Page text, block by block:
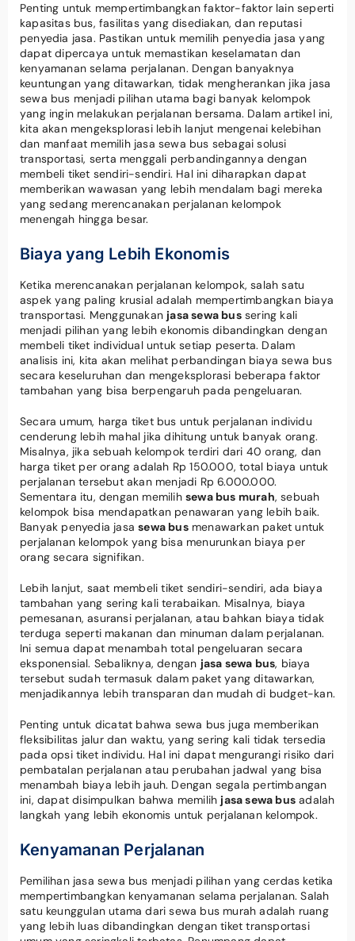
Penting untuk mempertimbangkan faktor-faktor lain seperti
kapasitas bus, fasilitas yang disediakan, dan reputasi
penyedia jasa. Pastikan untuk memilih penyedia jasa yang
dapat dipercaya untuk memastikan keselamatan dan
kenyamanan selama perjalanan. Dengan banyaknya
keuntungan yang ditawarkan, tidak mengherankan jika jasa
sewa bus menjadi pilihan utama bagi banyak kelompok
yang ingin melakukan perjalanan bersama. Dalam artikel ini,
kita akan mengeksplorasi lebih lanjut mengenai kelebihan
dan manfaat memilih jasa sewa bus sebagai solusi
transportasi, serta menggali perbandingannya dengan
membeli tiket sendiri-sendiri. Hal ini diharapkan dapat
memberikan wawasan yang lebih mendalam bagi mereka
yang sedang merencanakan perjalanan kelompok
menengah hingga besar.
Biaya yang Lebih Ekonomis
Ketika merencanakan perjalanan kelompok, salah satu
aspek yang paling krusial adalah mempertimbangkan biaya
transportasi. Menggunakan jasa sewa bussering kali
menjadi pilihan yang lebih ekonomis dibandingkan dengan
membeli tiket individual untuk setiap peserta. Dalam
analisis ini, kita akan melihat perbandingan biaya sewa bus
secara keseluruhan dan mengeksplorasi beberapa faktor
tambahan yang bisa berpengaruh pada pengeluaran.
Secara umum, harga tiket bus untuk perjalanan individu
cenderung lebih mahal jika dihitung untuk banyak orang.
Misalnya, jika sebuah kelompok terdiri dari 40 orang, dan
harga tiket per orang adalah Rp 150.000, total biaya untuk
perjalanan tersebut akan menjadi Rp 6.000.000.
Sementara itu, dengan memilih sewa bus murah, sebuah
kelompok bisa mendapatkan penawaran yang lebih baik.
Banyak penyedia jasasewa busmenawarkan paket untuk
perjalanan kelompok yang bisa menurunkan biaya per
orang secara signifikan.
Lebih lanjut, saat membeli tiket sendiri-sendiri, ada biaya
tambahan yang sering kali terabaikan. Misalnya, biaya
pemesanan, asuransi perjalanan, atau bahkan biaya tidak
terduga seperti makanan dan minuman dalam perjalanan.
Ini semua dapat menambah total pengeluaran secara
eksponensial. Sebaliknya, dengan jasa sewa bus, biaya
tersebut sudah termasuk dalam paket yang ditawarkan,
menjadikannya lebih transparan dan mudah di budget-kan.
Penting untuk dicatat bahwa sewa bus juga memberikan
fleksibilitas jalur dan waktu, yang sering kali tidak tersedia
pada opsi tiket individu. Hal ini dapat mengurangi risiko dari
pembatalan perjalanan atau perubahan jadwal yang bisa
menambah biaya lebih jauh. Dengan segala pertimbangan
ini, dapat disimpulkan bahwa memilih jasa sewa bus adalah
langkah yang lebih ekonomis untuk perjalanan kelompok.
Kenyamanan Perjalanan
Pemilihan jasa sewa bus menjadi pilihan yang cerdas ketika
mempertimbangkan kenyamanan selama perjalanan. Salah
satu keunggulan utama dari sewa bus murah adalah ruang
yang lebih luas dibandingkan dengan tiket transportasi